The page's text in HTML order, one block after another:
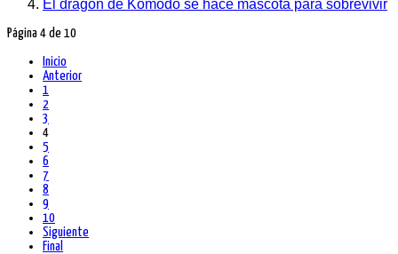
El dragón de Komodo se hace mascota para sobrevivir
Página 4 de 10
Inicio
Anterior
1
2
3
4
5
6
7
8
9
10
Siguiente
Final